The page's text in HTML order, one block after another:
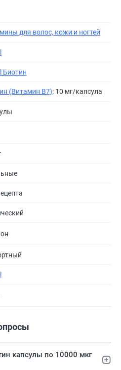
для волос, кожи и ногтей
Биотин
(Витамин B7): 10 мг/капсула
капсулы по 10000 мкг